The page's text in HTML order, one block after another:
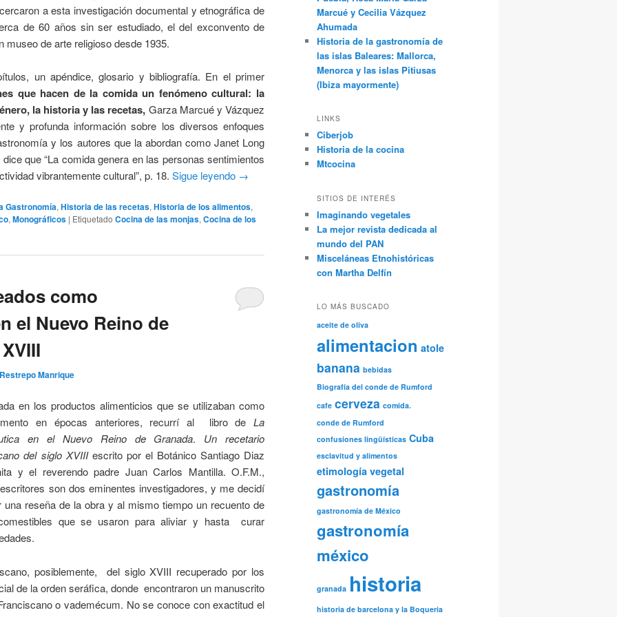
a esta investigación documental y etnográfica de
de 60 años sin ser estudiado, el del exconvento de
museo de arte religioso desde 1935.
un apéndice, glosario y bibliografía. En el primer
que hacen de la comida un fenómeno cultural: la
la historia y las recetas, Garza Marcué y Vázquez
y profunda información sobre los diversos enfoques
y los autores que la abordan como Janet Long
que “La comida genera en las personas sentimientos
vibrantemente cultural”, p. 18. Sigue leyendo →
Gastronomía, Historia de las recetas, Historia de los alimentos,
, Monográficos | Etiquetado Cocina de las monjas, Cocina de los
como
el Nuevo Reino de
Manrique
en los productos alimenticios que se utilizaban como
en épocas anteriores, recurrí al libro de La
en el Nuevo Reino de Granada. Un recetario
del siglo XVIIIescrito por el Botánico Santiago Diaz
y el reverendo padre Juan Carlos Mantilla. O.F.M.,
son dos eminentes investigadores, y me decidí
una reseña de la obra y al mismo tiempo un recuento de
que se usaron para aliviar y hasta curar
posiblemente, del siglo XVIII recuperado por los
de la orden seráfica, donde encontraron un manuscrito
o vademécum. No se conoce con exactitud el
Marcué y Cecilia Vázquez
Ahumada
Historia de la gastronomía de
las islas Baleares: Mallorca,
Menorca y las islas Pitiusas
(Ibiza mayormente)
LINKS
Ciberjob
Historia de la cocina
Mtcocina
SITIOS DE INTERÉS
Imaginando vegetales
La mejor revista dedicada al
mundo del PAN
Misceláneas Etnohistóricas
con Martha Delfín
LO MÁS BUSCADO
aceite de oliva
alimentacion atole
banana bebidas
Biografía del conde de Rumford
cafe cerveza comida.
conde de Rumford
confusiones lingüísticas Cuba
esclavitud y alimentos
etimología vegetal
gastronomía
gastronomía de México
gastronomía
méxico
granada historia
historia de barcelona y la Boqueria